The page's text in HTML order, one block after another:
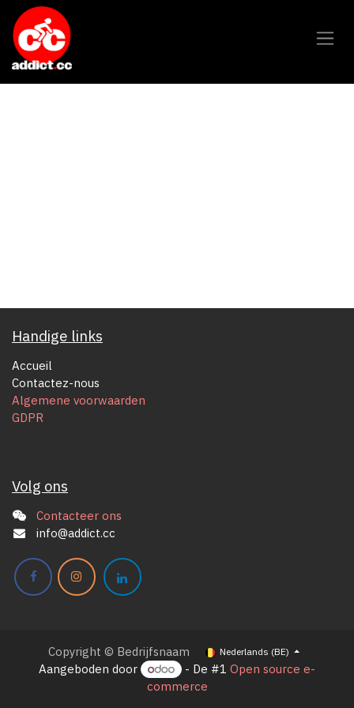
Overslaan naar inhoud
Handige links
Accueil
Contactez-nous
Algemene voorwaarden
GDPR
Volg ons
Contacteer ons
info@addict.cc
Copyright © Bedrijfsnaam Nederlands (BE)
Aangeboden door - De #1 Open source e-
commerce